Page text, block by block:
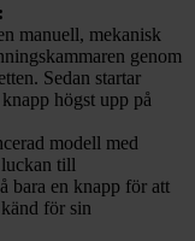
manuell, mekanisk
genom
Sedan startar
högst upp på
modell med
till
bara en knapp för att
för sin